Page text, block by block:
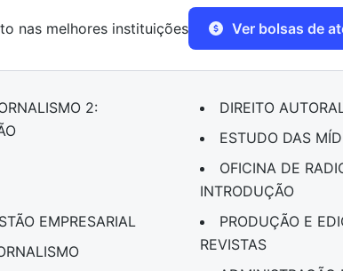
nas melhores instituições Ver bolsas de
2:
EMPRESARIAL
DIREITO
ESTUDO DAS
OFICINA DE
INTRODUÇÃO
PRODUÇÃO E
REVISTAS